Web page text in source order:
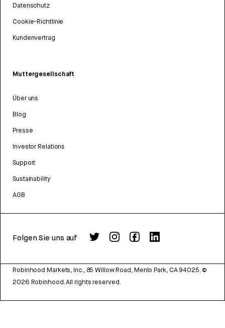
Datenschutz
Cookie-Richtlinie
Kundenvertrag
Muttergesellschaft
Über uns
Blog
Presse
Investor Relations
Support
Sustainability
AGB
Folgen Sie uns auf
Robinhood Markets, Inc., 85 Willow Road, Menlo Park, CA 94025. ©
2026 Robinhood. All rights reserved.